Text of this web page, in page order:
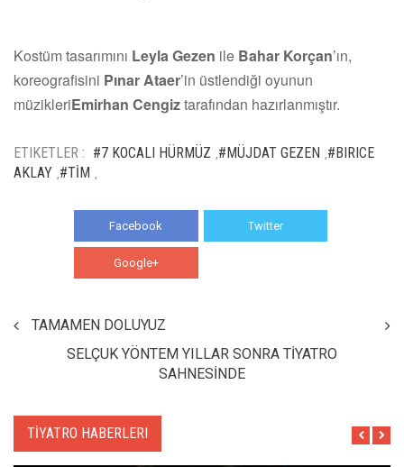
Kostüm tasarımını Leyla Gezen ile Bahar Korçan’ın,
koreografisini Pınar Ataer’in üstlendiği oyunun
müzikleriEmirhan Cengiztarafından hazırlanmıştır.
ETIKETLER : #7 KOCALI HÜRMÜZ #MÜJDAT GEZEN #BIRICE
AKLAY #TİM
Facebook Twitter
Google+
TAMAMEN DOLUYUZ
SELÇUK YÖNTEM YILLAR SONRA TİYATRO
SAHNESİNDE
TİYATRO HABERLERI